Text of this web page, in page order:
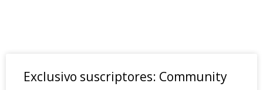
Exclusivo suscriptores: Community